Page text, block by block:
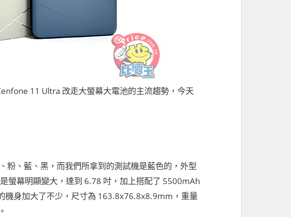
11 Ultra 改走大螢幕大電池的主流趨勢，今天
、藍、黑，而我們所拿到的測試機是藍色的，外型
螢幕明顯變大，達到 6.78 吋，加上搭配了 5500mAh
機身加大了不少，尺寸為 163.8x76.8x8.9mm，重量